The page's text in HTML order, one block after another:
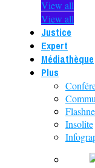
View all
View all
Justice
Expert
Médiathèque
Plus
Insolite